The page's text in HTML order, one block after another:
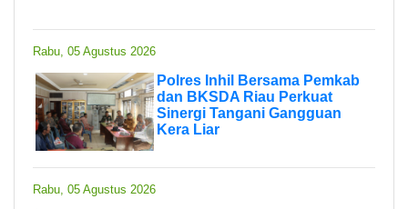
Rabu, 05 Agustus 2026
Polres Inhil Bersama Pemkab
dan BKSDA Riau Perkuat
Sinergi Tangani Gangguan
Kera Liar
Rabu, 05 Agustus 2026